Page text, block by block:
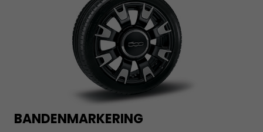
BANDENMARKERING